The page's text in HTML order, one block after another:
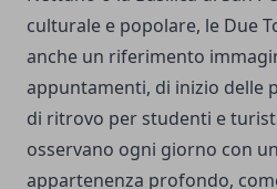
culturale e popolare, le Due
anche un riferimento
appuntamenti, di inizio delle
di ritrovo per studenti e
osservano ogni giorno con
appartenenza profondo,